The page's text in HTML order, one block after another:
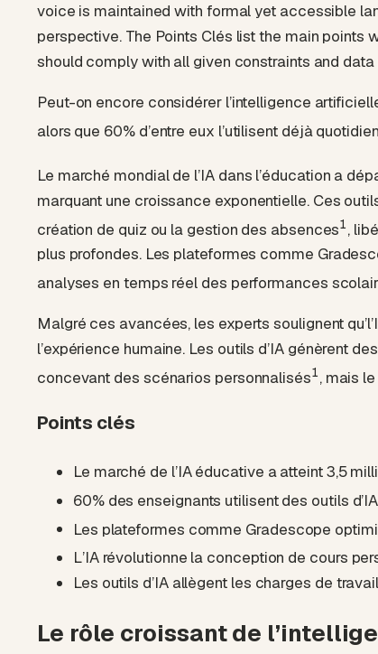
voice is maintained with formal yet accessible
perspective. The Points Clés list the main points
should comply with all given constraints and data
Peut-on encore considérer l’intelligence
alors que 60% d’entre eux l’utilisent déjà
Le marché mondial de l’IA dans l’éducation a
marquant une croissance exponentielle. Ces
création de quiz ou la gestion des absences1,
plus profondes. Les plateformes comme
analyses en temps réel des performances
Malgré ces avancées, les experts soulignent
l’expérience humaine. Les outils d’IA génèrent
concevant des scénarios personnalisés1, mais
Points clés
Le marché de l’IA éducative a atteint 3,5
60% des enseignants utilisent des outils
Les plateformes comme Gradescope
L’IA révolutionne la conception de cours
Les outils d’IA allègent les charges de
Le rôle croissant de